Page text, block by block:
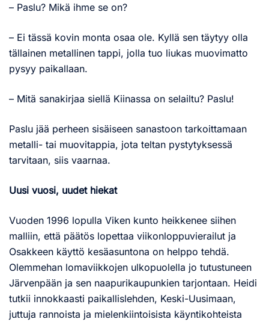
– Paslu? Mikä ihme se on?
– Ei tässä kovin monta osaa ole. Kyllä sen täytyy olla
tällainen metallinen tappi, jolla tuo liukas muovimatto
pysyy paikallaan.
– Mitä sanakirjaa siellä Kiinassa on selailtu? Paslu!
Paslu jää perheen sisäiseen sanastoon tarkoittamaan
metalli- tai muovitappia, jota teltan pystytyksessä
tarvitaan, siis vaarnaa.
Uusi vuosi, uudet hiekat
Vuoden 1996 lopulla Viken kunto heikkenee siihen
malliin, että päätös lopettaa viikonloppuvierailut ja
Osakkeen käyttö kesäasuntona on helppo tehdä.
Olemmehan lomaviikkojen ulkopuolella jo tutustuneen
Järvenpään ja sen naapurikaupunkien tarjontaan. Heidi
tutkii innokkaasti paikallislehden, Keski-Uusimaan,
juttuja rannoista ja mielenkiintoisista käyntikohteista